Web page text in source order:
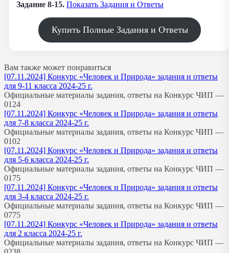
Задание 8-15. Показать Задания и Ответы
Купить Полные Задания и Ответы
Вам также может понравиться
[07.11.2024] Конкурс «Человек и Природа» задания и ответы
для 9-11 класса 2024-25 г.
Официальные материалы задания, ответы на Конкурс ЧИП —
0124
[07.11.2024] Конкурс «Человек и Природа» задания и ответы
для 7-8 класса 2024-25 г.
Официальные материалы задания, ответы на Конкурс ЧИП —
0102
[07.11.2024] Конкурс «Человек и Природа» задания и ответы
для 5-6 класса 2024-25 г.
Официальные материалы задания, ответы на Конкурс ЧИП —
0175
[07.11.2024] Конкурс «Человек и Природа» задания и ответы
для 3-4 класса 2024-25 г.
Официальные материалы задания, ответы на Конкурс ЧИП —
0775
[07.11.2024] Конкурс «Человек и Природа» задания и ответы
для 2 класса 2024-25 г.
Официальные материалы задания, ответы на Конкурс ЧИП —